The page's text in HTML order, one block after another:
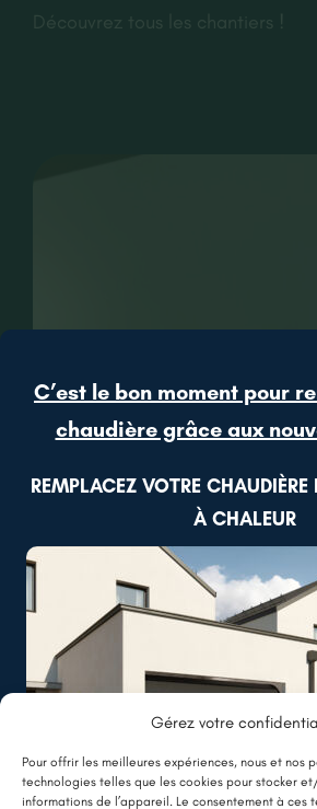
Gérez votre
Pour offrir les meilleures expériences, nous et nos
technologies telles que les cookies pour stocker
informations de l’appareil. Le consentement à ces
Découvrez tous les chantiers !
Angers (49)
Rénovation d’un plafond
C’est le bon moment pour
chaudière grâce aux
REMPLACEZ VOTRE
À CHALEUR